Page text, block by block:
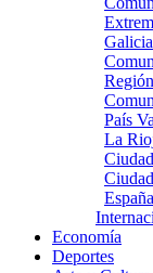
Galicia
País
La
Economía
Deportes